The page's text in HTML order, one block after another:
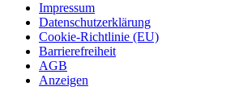
Impressum
Datenschutzerklärung
Cookie-Richtlinie (EU)
Barrierefreiheit
AGB
Anzeigen